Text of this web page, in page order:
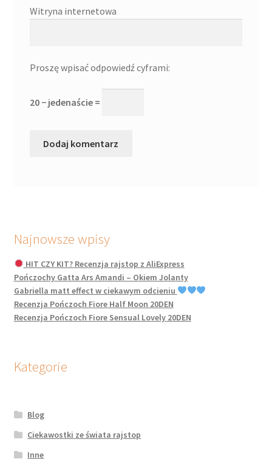
Witryna internetowa
Proszę wpisać odpowiedź cyframi:
20 − jedenaście =
Najnowsze wpisy
HIT CZY KIT? Recenzja rajstop z AliExpress
Pończochy Gatta Ars Amandi – Okiem Jolanty
Gabriella matt effect w ciekawym odcieniu
Recenzja Pończoch Fiore Half Moon 20DEN
Recenzja Pończoch Fiore Sensual Lovely 20DEN
Kategorie
Blog
Ciekawostki ze świata rajstop
Inne